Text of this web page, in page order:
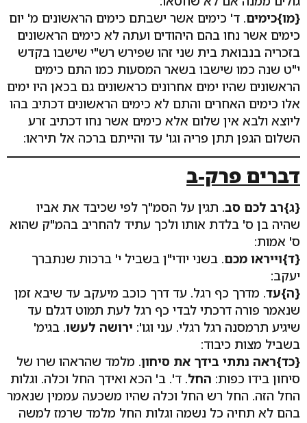
{מו}כימים. ד' כימים אשר ישבתם כימים הראשונים מ' יום
כימים אשר נחו בהם היהודים ועתה לא כימים הראשונים
בזכריה בנבואת בית שני זהו שפירש רש"י שישבו בקדש
י"ט שנה כמו שישבו בשאר המסעות כמו התם כימים
הראשונים שהיו ימים אחרונים כראשונים גם בכאן היו ימים
אלו כימים האחרים והתם לא כימים הראשונים דכתיב בהו
ליוצא ולבא אין שלום אלא כימים אשר נחו דכתיב זרע
השלום הגפן תתן פריה וגו' עד והייתם ברכה אל תיראו:
דברים פרק-ב
{ג}רב לכם סב. תגין על הסמ"ך לפי שכיבד את אביו
שהיה בן ס' בלדת אותו ולכך עתיד להחריב בהמ"ק שהוא
ס' אמות:
{ד}וייראו מכם. בשני יודי"ן בשביל י' ברכות שנתברך
יעקב:
{ה}עד. מדרך כף רגל. עד דרך כוכב מיעקב עד שיבא זמן
שנאמר פורה דרכתי לבדי כף רגל לעת תמוט דגלם עד
שיגיע תרמסנה רגל רגלי. עני וגו': ירושה לעשו. בגימ'
בשביל מצות כיבוד:
{כד}ראה נתתי בידך את סיחון. מלמד שהראהו שרו של
סיחון בידו כפות: החל. ד'. ב' הכא ואידך החל וכלה. וגלות
החל הזה. החל רש החל וכלה שהיו משכעה עממין שנאמר
בהם לא תחיה כל נשמה וגלות החל מלמד שרמז למשה